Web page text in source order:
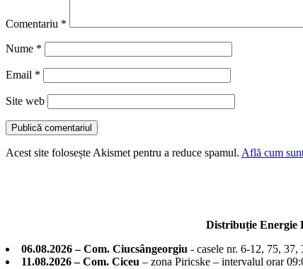
Comentariu *
Nume *
Email *
Site web
Acest site folosește Akismet pentru a reduce spamul. Află cum
Distribuție Energie
06.08.2026 – Com. Ciucsângeorgiu - casele nr. 6-12, 75,
11.08.2026 – Com. Ciceu – zona Piricske – intervalul orar